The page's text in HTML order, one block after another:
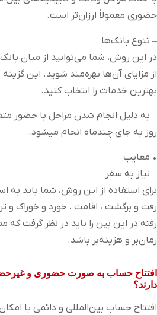
حضوری معمولاً ارزان‌تر است.
– تنوع بانک‌ها
در این روش، شما می‌توانید از میان
از مزایای آن‌ها بهره‌مند شوید. این
بهترین خدمات را انتخاب کنید.
– به دلیل انجام شدن مراحل با حضور
روز به جای چندماه انجام میشود.
• معایب
– نیاز به سفر
برای استفاده از این روش، شما باید به
رفت و برگشت ، اقامت ، خورد و خوراک و
رفته در این بین را باید در نظر گرفت که
زمان‌بر و هزینه‌بر باشد.
افتتاح حساب به صورت حضوری و
دارند؟
افتتاح حساب بین‌المللی و دائمی با